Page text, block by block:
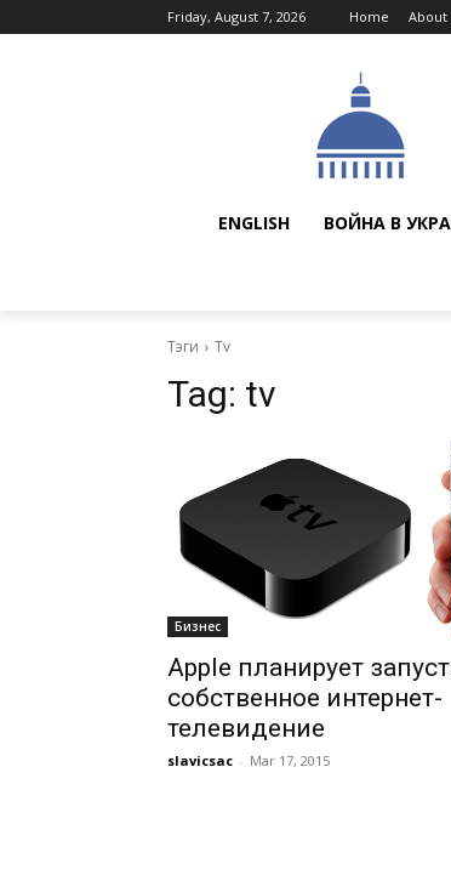
Friday, August 7, 2026 Home About
ENGLISH ВОЙНА В
Тэги Tv
Tag: tv
Бизнес
Apple планирует
собственное интернет-
телевидение
slavicsac - Mar 17, 2015